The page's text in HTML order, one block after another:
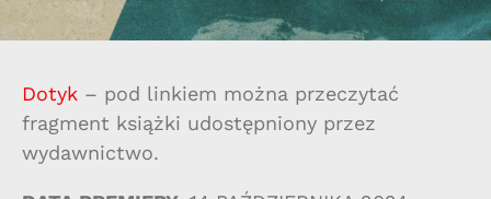
Dotyk – pod linkiem można przeczytać
fragment książki udostępniony przez
wydawnictwo.